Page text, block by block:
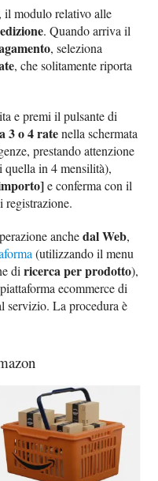
il modulo relativo alle
. Quando arriva il
, seleziona
, che solitamente riporta
e premi il pulsante di
3 o 4 ratenella schermata
prestando attenzione
quella in 4 mensilità),
e conferma con il
registrazione.
anchedal Web,
(utilizzando il menu
diricerca per prodotto),
ecommerce di
servizio. La procedura è